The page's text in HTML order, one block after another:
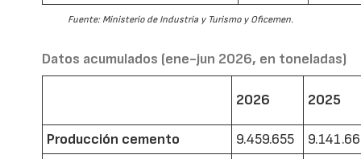
Fuente: Ministerio de Industria y Turismo y Oficemen.
Datos acumulados (ene-jun 2026, en toneladas)
2026 2025
Producción cemento 9.459.655